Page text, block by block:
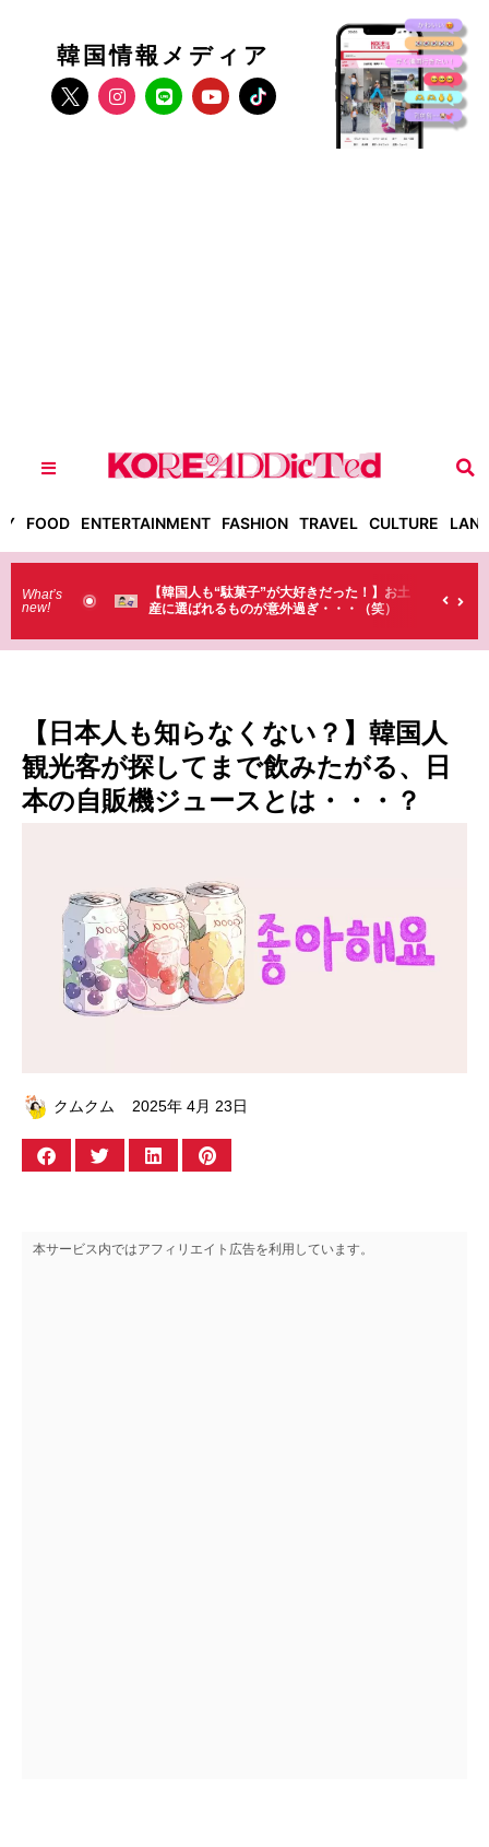
韓国情報メディア
FOOD ENTERTAINMENT FASHION TRAVEL CULTURE
What’s
new!
買う!?】
【韓国人も“駄菓子”が大好きだった！】お土
産に選ばれるものが意外過ぎ・・・（笑）
【日本人も知らなくない？】韓国人
観光客が探してまで飲みたがる、日
本の自販機ジュースとは・・・？
クムクム 2025年 4月 23日
本サービス内ではアフィリエイト広告を利用しています。